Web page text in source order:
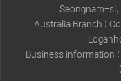
Seongnam-si,
Australia Branch :
Business information